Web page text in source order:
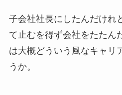
子会社社長にしたんだけれ
て止むを得ず会社をたたん
は大概どういう風なキャリ
うか。